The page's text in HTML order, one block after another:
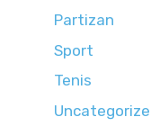
Partizan
Sport
Tenis